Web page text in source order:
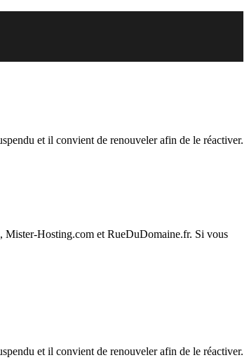
et il convient de renouveler afin de le réactiver.
Mister-Hosting.com et RueDuDomaine.fr. Si vous
et il convient de renouveler afin de le réactiver.